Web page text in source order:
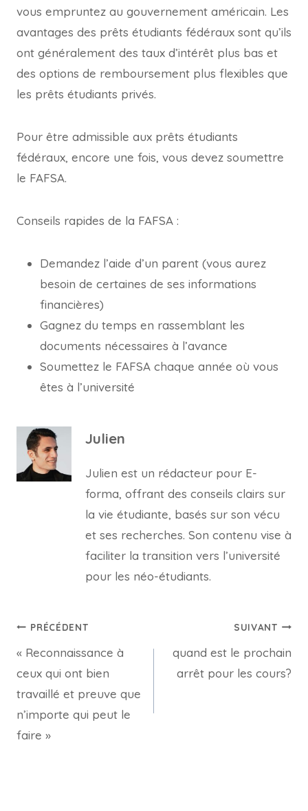
vous empruntez au gouvernement américain. Les
avantages des prêts étudiants fédéraux sont qu’ils
ont généralement des taux d’intérêt plus bas et
des options de remboursement plus flexibles que
les prêts étudiants privés.
Pour être admissible aux prêts étudiants
fédéraux, encore une fois, vous devez soumettre
le FAFSA.
Conseils rapides de la FAFSA :
Demandez l’aide d’un parent (vous aurez
besoin de certaines de ses informations
financières)
Gagnez du temps en rassemblant les
documents nécessaires à l’avance
Soumettez le FAFSA chaque année où vous
êtes à l’université
Julien
Julien est un rédacteur pour E-
forma, offrant des conseils clairs sur
la vie étudiante, basés sur son vécu
et ses recherches. Son contenu vise à
faciliter la transition vers l’université
pour les néo-étudiants.
Navigation
de
l’article
PRÉCÉDENT
« Reconnaissance à
ceux qui ont bien
travaillé et preuve que
n’importe qui peut le
faire »
SUIVANT
quand est le prochain
arrêt pour les cours?